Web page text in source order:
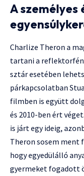
A személyes
Charlize Theron a
tartani a
sztár esetében
párkapcsolatban
filmben is együtt
és 2010-ben ért
is járt egy ideig,
Theron sosem ment
hogy egyedülálló
gyermeket fogadott